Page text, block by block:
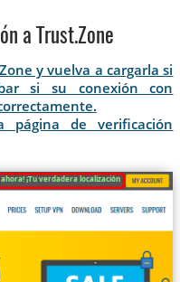
a Trust.Zone
y vuelva a cargarla si
si su conexión con
página de verificación
¡Tu verdadera localización está oculta!